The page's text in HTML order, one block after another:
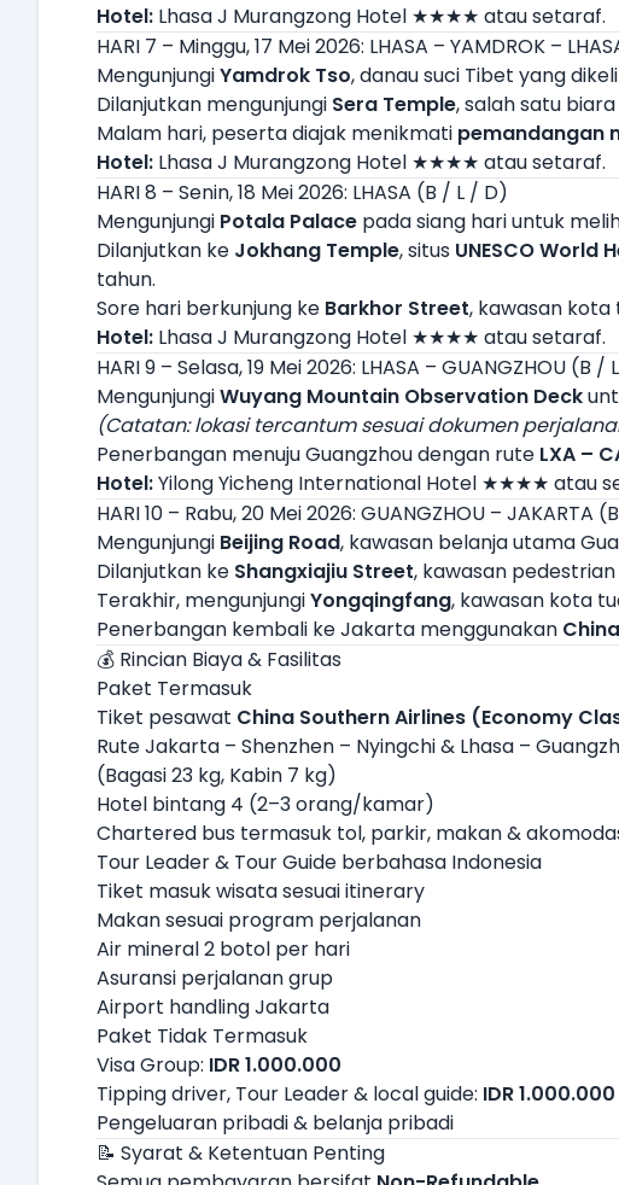
Hotel: Lhasa J Murangzong Hotel ★★★★ atau setaraf.
HARI 7 – Minggu, 17 Mei 2026: LHASA – YAMDROK –
MengunjungiYamdrok Tso, danau suci Tibet yang
Dilanjutkan mengunjungi Sera Temple, salah satu
Malam hari, peserta diajak menikmati pemandangan
Hotel: Lhasa J Murangzong Hotel ★★★★ atau setaraf.
HARI 8 – Senin, 18 Mei 2026: LHASA (B / L / D)
Mengunjungi Potala Palace pada siang hari untuk
Dilanjutkan ke Jokhang Temple, situs UNESCO World
tahun.
Sore hari berkunjung ke Barkhor Street, kawasan
Hotel: Lhasa J Murangzong Hotel ★★★★ atau setaraf.
HARI 9 – Selasa, 19 Mei 2026: LHASA – GUANGZHOU (B /
MengunjungiWuyang Mountain Observation Deck
(Catatan: lokasi tercantum sesuai dokumen
Penerbangan menuju Guangzhou dengan rute LXA –
Hotel:Yilong Yicheng International Hotel ★★★★ atau
HARI 10 – Rabu, 20 Mei 2026: GUANGZHOU – JAKARTA
Mengunjungi Beijing Road, kawasan belanja utama
Dilanjutkan ke Shangxiajiu Street, kawasan
Terakhir, mengunjungiYongqingfang, kawasan kota
Penerbangan kembali ke Jakarta menggunakan
💰 Rincian Biaya & Fasilitas
Paket Termasuk
Tiket pesawat China Southern Airlines (Economy
Rute Jakarta – Shenzhen – Nyingchi & Lhasa –
(Bagasi 23 kg, Kabin 7 kg)
Hotel bintang 4 (2–3 orang/kamar)
Chartered bus termasuk tol, parkir, makan &
Tour Leader & Tour Guide berbahasa Indonesia
Tiket masuk wisata sesuai itinerary
Makan sesuai program perjalanan
Air mineral 2 botol per hari
Asuransi perjalanan grup
Airport handling Jakarta
Paket Tidak Termasuk
Visa Group: IDR 1.000.000
Tipping driver, Tour Leader & local guide: IDR 1.000.000
Pengeluaran pribadi & belanja pribadi
📝 Syarat & Ketentuan Penting